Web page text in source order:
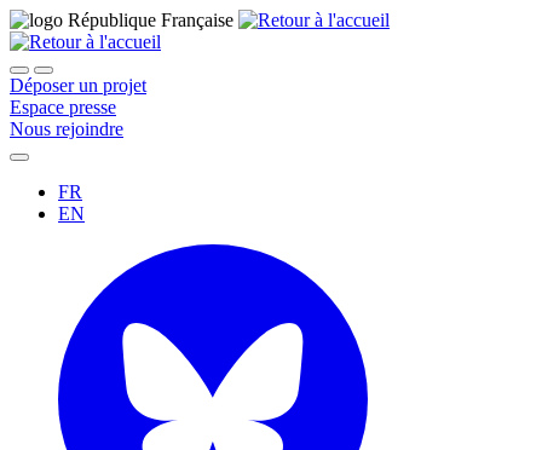
Déposer un projet
Espace presse
Nous rejoindre
FR
EN